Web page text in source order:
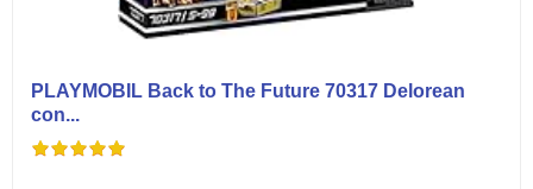
PLAYMOBIL Back to The Future 70317 Delorean
con...